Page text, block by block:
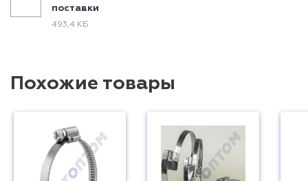
поставки
493,4 КБ
Похожие товары